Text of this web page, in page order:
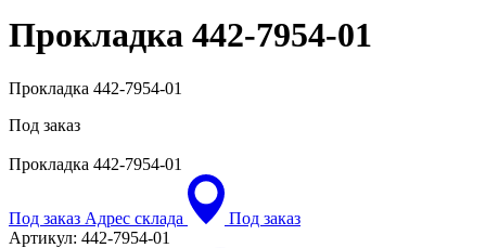
Прокладка 442-7954-01
Прокладка 442-7954-01
Под заказ
Прокладка 442-7954-01
Под заказ Адрес склада
Под заказ
Артикул: 442-7954-01